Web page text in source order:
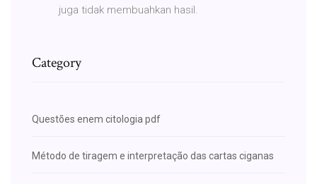
juga tidak membuahkan hasil.
Category
Questões enem citologia pdf
Método de tiragem e interpretação das cartas ciganas